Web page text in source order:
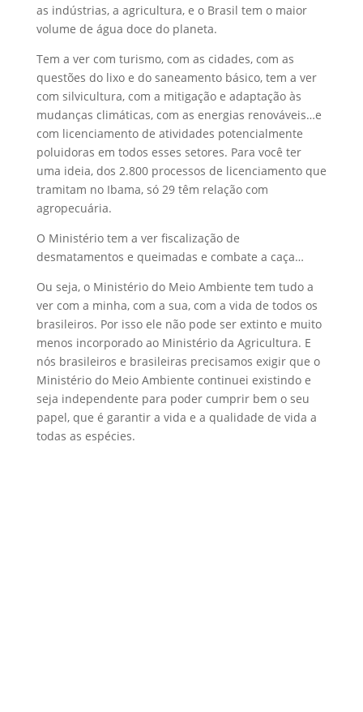
as indústrias, a agricultura, e o Brasil tem o maior
volume de água doce do planeta.
Tem a ver com turismo, com as cidades, com as
questões do lixo e do saneamento básico, tem a ver
com silvicultura, com a mitigação e adaptação às
mudanças climáticas, com as energias renováveis…e
com licenciamento de atividades potencialmente
poluidoras em todos esses setores. Para você ter
uma ideia, dos 2.800 processos de licenciamento que
tramitam no Ibama, só 29 têm relação com
agropecuária.
O Ministério tem a ver fiscalização de
desmatamentos e queimadas e combate a caça…
Ou seja, o Ministério do Meio Ambiente tem tudo a
ver com a minha, com a sua, com a vida de todos os
brasileiros. Por isso ele não pode ser extinto e muito
menos incorporado ao Ministério da Agricultura. E
nós brasileiros e brasileiras precisamos exigir que o
Ministério do Meio Ambiente continuei existindo e
seja independente para poder cumprir bem o seu
papel, que é garantir a vida e a qualidade de vida a
todas as espécies.